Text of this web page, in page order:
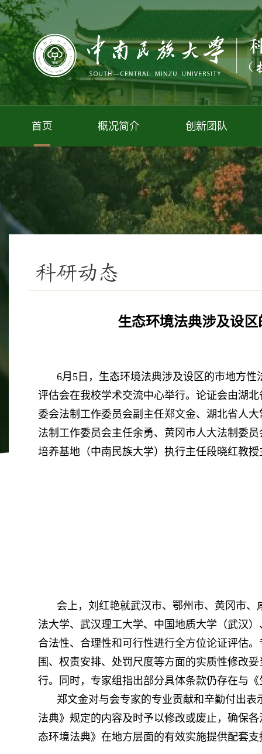
首页 概况简介 创新团队
科研动态
生态环境法典涉及设
6月5日，生态环境法典涉及设区的市地方
评估会在我校学术交流中心举行。论证会由湖
委会法制工作委员会副主任郑文金、湖北省人
法制工作委员会主任余勇、黄冈市人大法制委
培养基地（中南民族大学）执行主任段晓红教授
会上，刘红艳就武汉市、鄂州市、黄冈市
法大学、武汉理工大学、中国地质大学（武汉
合法性、合理性和可行性进行全方位论证评估
围、权责安排、处罚尺度等方面的实质性修改
行。同时，专家组指出部分具体条款仍存在与
郑文金对与会专家的专业贡献和辛勤付出
法典》规定的内容及时予以修改或废止，确保
态环境法典》在地方层面的有效实施提供配套支